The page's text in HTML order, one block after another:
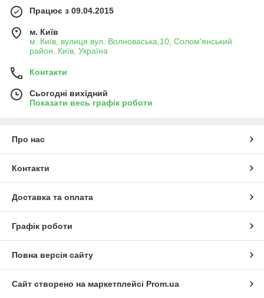
Працює з 09.04.2015
м. Київ
м. Київ, вулиця вул. Волноваська,10, Солом'янський
район, Київ, Україна
Контакти
Сьогодні вихідний
Показати весь графік роботи
Про нас
Контакти
Доставка та оплата
Графік роботи
Повна версія сайту
Сайт створено на маркетплейсі Prom.ua